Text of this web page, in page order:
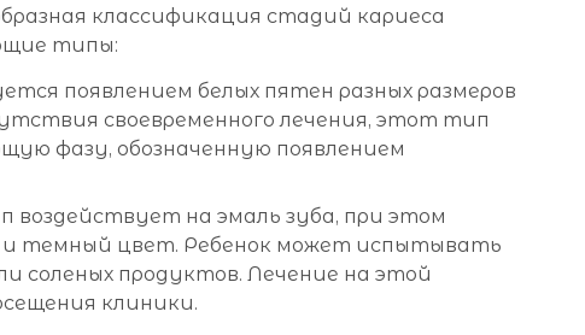
классификация стадий кариеса
типы:
появлением белых пятен разных размеров
своевременного лечения, этот тип
фазу, обозначенную появлением
воздействует на эмаль зуба, при этом
темный цвет. Ребенок может испытывать
соленых продуктов. Лечение на этой
клиники.